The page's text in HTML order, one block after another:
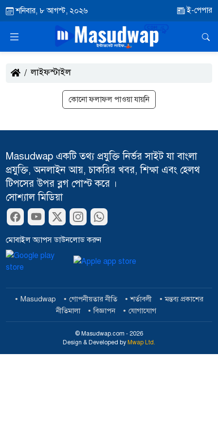
শনিবার, ৮ আগস্ট, ২০২৬ ই-পেপার
লাইফস্টাইল
কোনো ফলাফল পাওয়া যায়নি
Masudwap একটি তথ্য প্রযুক্তি নির্ভর সাইট যা বাংলা
প্রযুক্তি, অনলাইন আয়, চাকরির খবর, শিক্ষা এবং হেলথ
টিপসের উপর ব্লগ পোস্ট করে ।
সোশ্যাল মিডিয়া
মোবাইল অ্যাপস ডাউনলোড করুন
Masudwap গোপনীয়তার নীতি শর্তাবলী
মন্তব্য প্রকাশের
নীতিমালা
বিজ্ঞাপন যোগাযোগ
© Masudwap.com - 2026
Design & Developed by Mwap Ltd.